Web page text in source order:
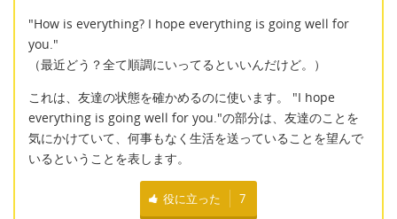
"How is everything? I hope everything is going well for
you."
（最近どう？全て順調にいってるといいんだけど。）
これは、友達の状態を確かめるのに使います。 "I hope
everything is going well for you."の部分は、友達のことを
気にかけていて、何事もなく生活を送っていることを望んで
いるということを表します。
役に立った 7